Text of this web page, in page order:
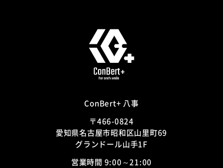
ConBert+ 八事
〒466-0824
愛知県名古屋市昭和区山里町69
グランドール山手1F
営業時間 9:00～21:00